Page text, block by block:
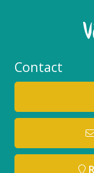
Contact